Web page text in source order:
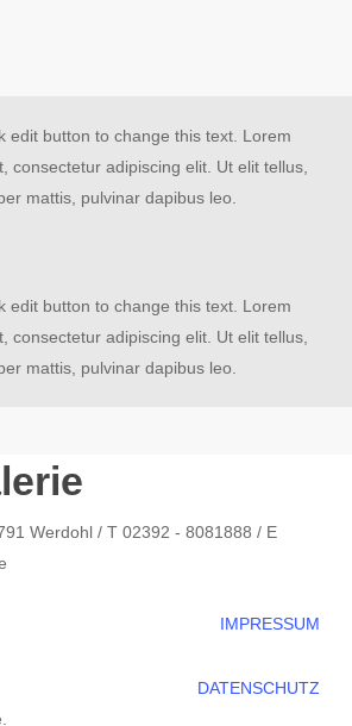
edit button to change this text. Lorem
consectetur adipiscing elit. Ut elit tellus,
mattis, pulvinar dapibus leo.
edit button to change this text. Lorem
consectetur adipiscing elit. Ut elit tellus,
mattis, pulvinar dapibus leo.
Werdohl / T 02392 - 8081888 / E
IMPRESSUM
DATENSCHUTZ